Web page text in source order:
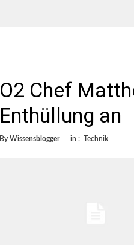
O2 Chef
Enthüllung an
By Wissensblogger in : Technik